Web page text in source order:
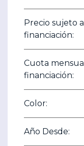
Precio sujeto a
financiación:
Cuota mensual
financiación:
Color:
Año Desde: